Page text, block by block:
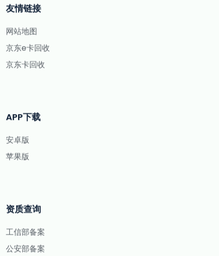
友情链接
网站地图
京东e卡回收
京东卡回收
APP下载
安卓版
苹果版
资质查询
工信部备案
公安部备案